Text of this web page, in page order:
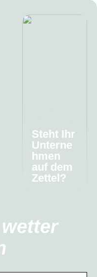
Steht Ihr
Unterne
hmen
auf dem
Zettel?